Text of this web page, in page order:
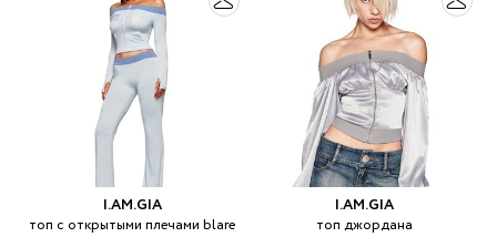
I.AM.GIA
топ с открытыми плечами blare
I.AM.GIA
топ джордана